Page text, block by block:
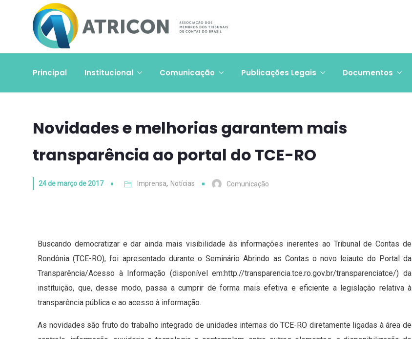
Principal Institucional Comunicação Publicações Legais Documentos
Novidades e melhorias garantem mais
transparência ao portal do TCE-RO
24 de março de 2017 Imprensa, Notícias Comunicação
Buscando democratizar e dar ainda mais visibilidade às informações inerentes ao Tribunal de Contas de
Rondônia (TCE-RO), foi apresentado durante o Seminário Abrindo as Contas o novo leiaute do Portal da
Transparência/Acesso à Informação (disponível em:http://transparencia.tce.ro.gov.br/transparenciatce/) da
instituição, que, desse modo, passa a cumprir de forma mais efetiva e eficiente a legislação relativa à
transparência pública e ao acesso à informação.
As novidades são fruto do trabalho integrado de unidades internas do TCE-RO diretamente ligadas à área de